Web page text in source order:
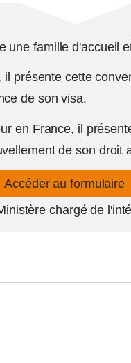
une famille d'accueil
présente cette
de son visa.
en France, il
de son droit
Accéder au formulaire
chargé de